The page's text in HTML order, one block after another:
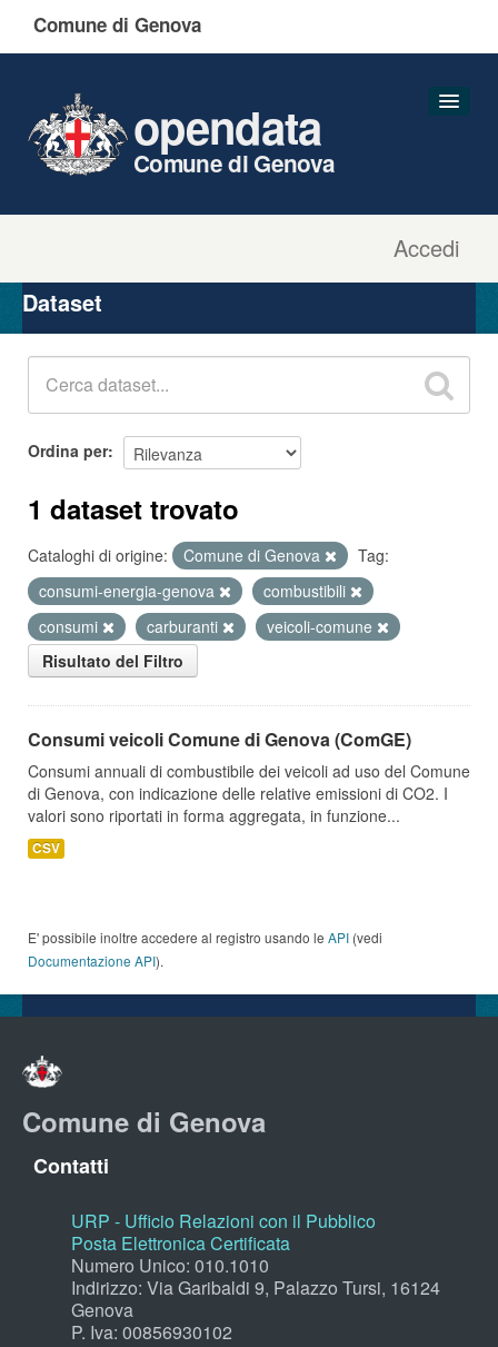
Comune di Genova
Accedi
opendata
Comune di Genova
Organizzazioni
Gruppi
Dataset
Ordina per
1 dataset trovato
Cataloghi di origine: Comune di Genova
Tag:
consumi-energia-genova
combustibili
consumi
carburanti
veicoli-comune
Risultato del Filtro
Consumi veicoli Comune di Genova (ComGE)
Consumi annuali di combustibile dei veicoli ad uso del Comune
di Genova, con indicazione delle relative emissioni di CO2. I
valori sono riportati in forma aggregata, in funzione...
CSV
E' possibile inoltre accedere al registro usando le API (vedi
Documentazione API).
Comune di Genova
Contatti
URP - Ufficio Relazioni con il Pubblico
Posta Elettronica Certificata
Numero Unico: 010.1010
Indirizzo: Via Garibaldi 9, Palazzo Tursi, 16124
Genova
P. Iva: 00856930102